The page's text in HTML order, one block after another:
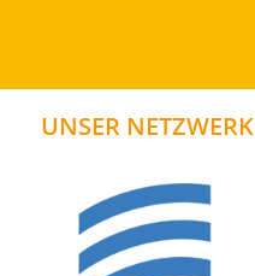
UNSER NETZWERK